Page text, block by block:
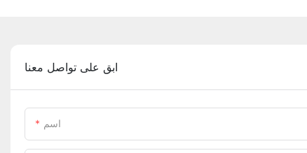
ابق على تواصل معنا
اسم